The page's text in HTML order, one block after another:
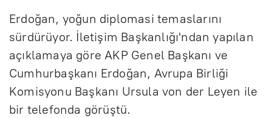
Erdoğan, yoğun diplomasi temaslarını
sürdürüyor. İletişim Başkanlığı'ndan yapılan
açıklamaya göre AKP Genel Başkanı ve
Cumhurbaşkanı Erdoğan, Avrupa Birliği
Komisyonu Başkanı Ursula von der Leyen ile
bir telefonda görüştü.